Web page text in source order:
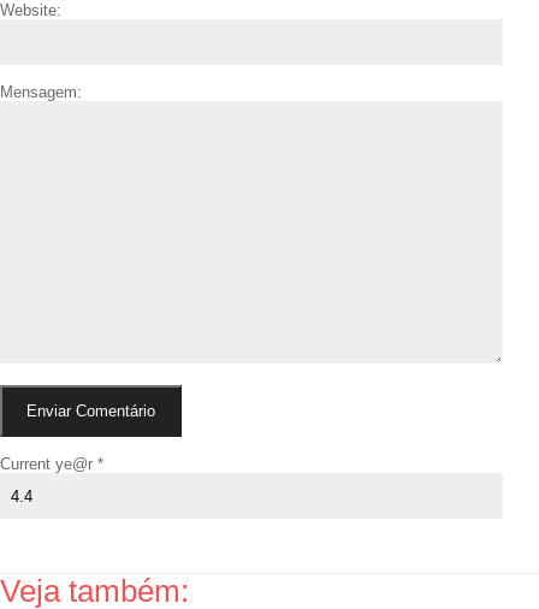
Website:
Mensagem:
Current ye@r *
Veja também: